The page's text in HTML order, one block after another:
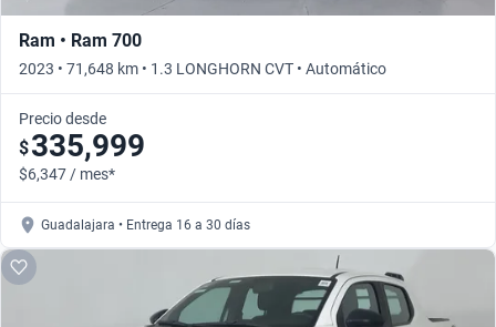
Ram • Ram 700
2023 • 71,648 km • 1.3 LONGHORN CVT • Automático
Precio desde
$335,999
$6,347 / mes*
Guadalajara • Entrega 16 a 30 días